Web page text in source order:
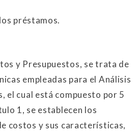
préstamos.
y Presupuestos, se trata de
empleadas para el Análisis
el cual está compuesto por 5
1, se establecen los
costos y sus características,